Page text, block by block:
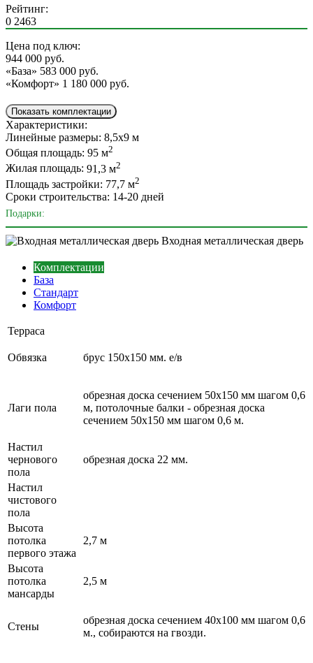
Рейтинг:
0 2463
Цена под ключ:
944 000 руб.
«База» 583 000 руб.
«Комфорт» 1 180 000 руб.
Показать комплектации
Характеристики:
Линейные размеры: 8,5х9 м
Общая площадь: 95 м2
Жилая площадь: 91,3 м2
Площадь застройки: 77,7 м2
Сроки строительства: 14-20 дней
Подарки:
Входная металлическая дверь
Комплектации
База
Стандарт
Комфорт
Терраса
Обвязка брус 150х150 мм. е/в
Лаги пола
обрезная доска сечением 50х150 мм шагом 0,6
м, потолочные балки - обрезная доска
сечением 50х150 мм шагом 0,6 м.
Настил
чернового
пола
обрезная доска 22 мм.
Настил
чистового
пола
Высота
потолка
первого этажа
2,7 м
Высота
потолка
мансарды
2,5 м
Стены
обрезная доска сечением 40х100 мм шагом 0,6
м., собираются на гвозди.